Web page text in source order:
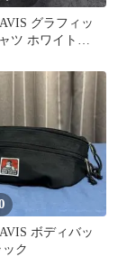
グラフィッ
ツ ホワイト
ボディバッ
ク